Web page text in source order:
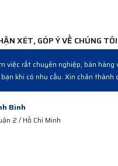
XÉT, GÓP Ý VỀ CHÚNG TÔI
nghiệp. Sản phẩm